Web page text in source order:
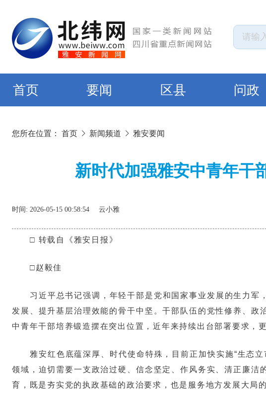
首页 要闻 区县 问政
您所在位置： 首页 新闻频道 雅安要闻
新时代加强雅安中青年干
时间: 2026-05-15 00:58:54 云小雅
□ 转载自《雅安日报》
□赵毅佳
习近平总书记强调，年轻干部是党和国家事业发展的生力
发展、提升基层治理效能的骨干中坚。干部队伍的党性修养、
中青年干部培养锻造摆在突出位置，近年来持续出台部署要求，
雅安红色底蕴深厚、时代使命特殊，目前正加快实施“生态
领域，迫切需要一支政治过硬、信念坚定、作风务实、清正廉
育，既是夯实党的执政基础的政治要求，也是服务地方发展大局